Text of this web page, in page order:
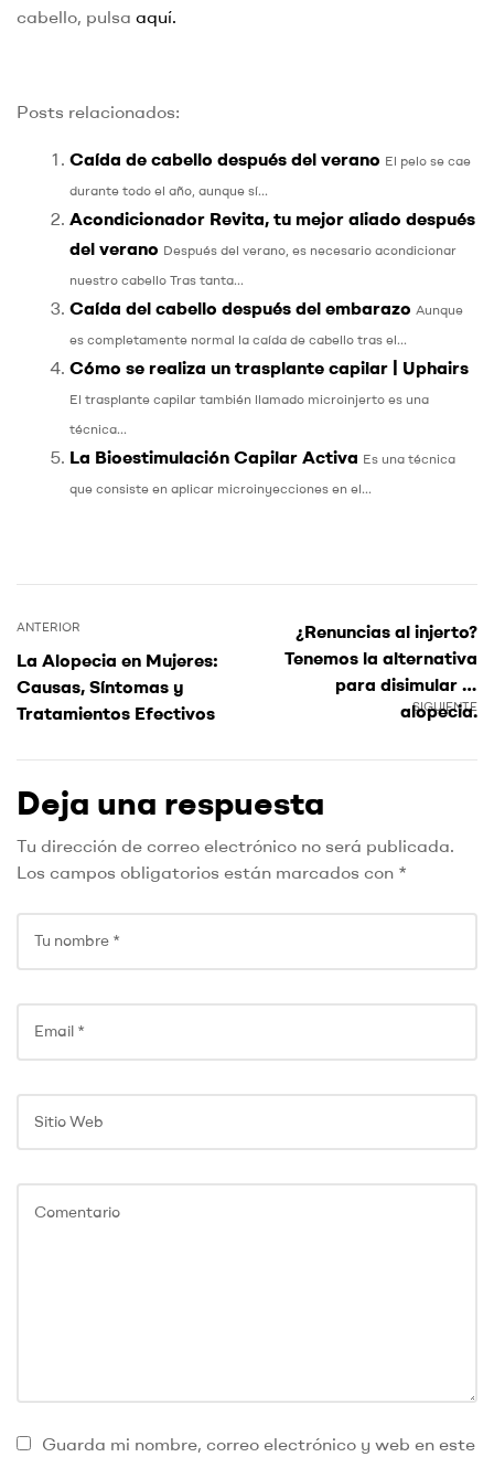
cabello, pulsa aquí.
Posts relacionados:
Caída de cabello después del verano El pelo se cae
durante todo el año, aunque sí...
Acondicionador Revita, tu mejor aliado después
del verano Después del verano, es necesario acondicionar
nuestro cabello Tras tanta...
Caída del cabello después del embarazo Aunque
es completamente normal la caída de cabello tras el...
Cómo se realiza un trasplante capilar | Uphairs
El trasplante capilar también llamado microinjerto es una
técnica...
La Bioestimulación Capilar Activa Es una técnica
que consiste en aplicar microinyecciones en el...
ANTERIOR
La Alopecia en Mujeres:
Causas, Síntomas y
Tratamientos Efectivos
SIGUIENTE
¿Renuncias al injerto?
Tenemos la alternativa
para disimular la
alopecia.
Deja una respuesta
Tu dirección de correo electrónico no será publicada.
Los campos obligatorios están marcados con *
Guarda mi nombre, correo electrónico y web en este